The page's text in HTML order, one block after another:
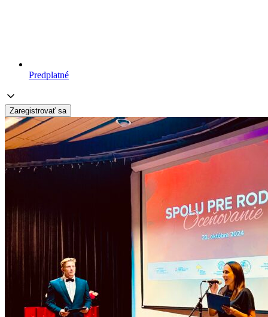
Predplatné
Zaregistrovať sa